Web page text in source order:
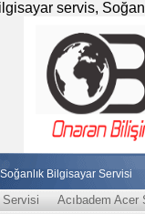
servis,
Soğanlık Bilgisayar Servisi
Acıbadem Acer